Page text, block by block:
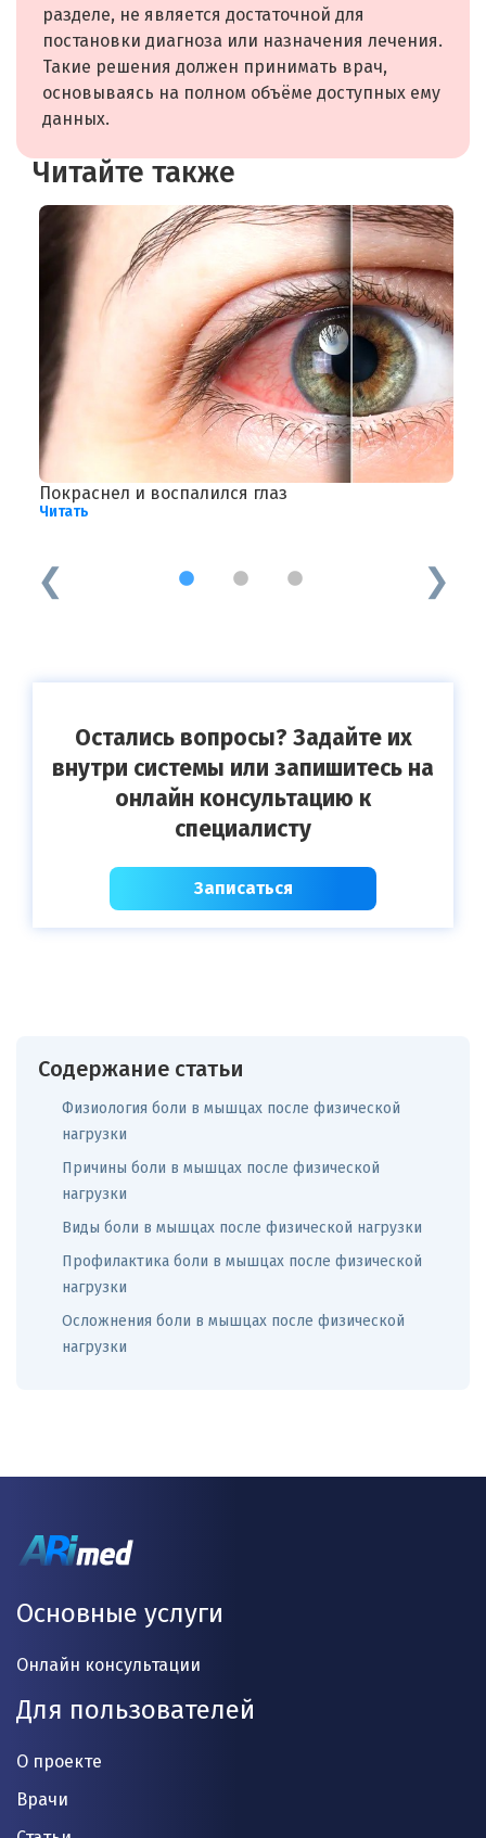
разделе, не является достаточной для
постановки диагноза или назначения лечения.
Такие решения должен принимать врач,
основываясь на полном объёме доступных ему
данных.
Читайте также
Покраснел и воспалился глаз
Читать
1 2 3
Остались вопросы? Задайте их
внутри системы или запишитесь на
онлайн консультацию к
специалисту
Записаться
Содержание статьи
Физиология боли в мышцах после физической
нагрузки
Причины боли в мышцах после физической
нагрузки
Виды боли в мышцах после физической нагрузки
Профилактика боли в мышцах после физической
нагрузки
Осложнения боли в мышцах после физической
нагрузки
Основные услуги
Онлайн консультации
Для пользователей
О проекте
Врачи